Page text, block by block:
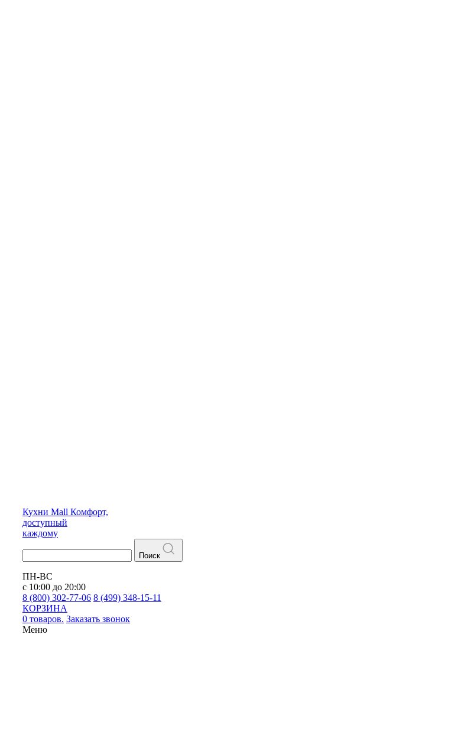
Кухни Mall Комфорт,
доступный
каждому
Поиск
ПН-ВС
с 10:00 до 20:00
8 (800) 302-77-06 8 (499) 348-15-11
КОРЗИНА
0 товаров. Заказать звонок
Меню